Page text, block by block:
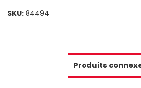
SKU: 84494
Produits